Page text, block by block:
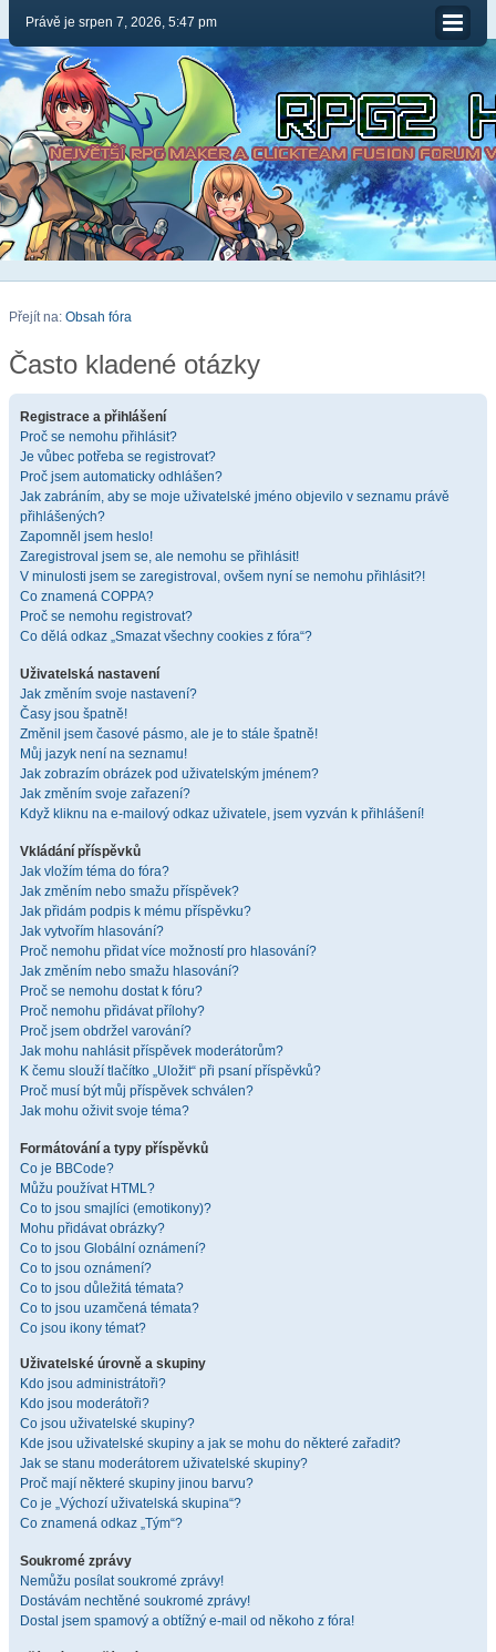
Právě je srpen 7, 2026, 5:47 pm
Přejít na: Obsah fóra
Často kladené otázky
Registrace a přihlášení
Proč se nemohu přihlásit?
Je vůbec potřeba se registrovat?
Proč jsem automaticky odhlášen?
Jak zabráním, aby se moje uživatelské jméno objevilo v seznamu právě
přihlášených?
Zapomněl jsem heslo!
Zaregistroval jsem se, ale nemohu se přihlásit!
V minulosti jsem se zaregistroval, ovšem nyní se nemohu přihlásit?!
Co znamená COPPA?
Proč se nemohu registrovat?
Co dělá odkaz „Smazat všechny cookies z fóra“?
Uživatelská nastavení
Jak změním svoje nastavení?
Časy jsou špatně!
Změnil jsem časové pásmo, ale je to stále špatně!
Můj jazyk není na seznamu!
Jak zobrazím obrázek pod uživatelským jménem?
Jak změním svoje zařazení?
Když kliknu na e-mailový odkaz uživatele, jsem vyzván k přihlášení!
Vkládání příspěvků
Jak vložím téma do fóra?
Jak změním nebo smažu příspěvek?
Jak přidám podpis k mému příspěvku?
Jak vytvořím hlasování?
Proč nemohu přidat více možností pro hlasování?
Jak změním nebo smažu hlasování?
Proč se nemohu dostat k fóru?
Proč nemohu přidávat přílohy?
Proč jsem obdržel varování?
Jak mohu nahlásit příspěvek moderátorům?
K čemu slouží tlačítko „Uložit“ při psaní příspěvků?
Proč musí být můj příspěvek schválen?
Jak mohu oživit svoje téma?
Formátování a typy příspěvků
Co je BBCode?
Můžu používat HTML?
Co to jsou smajlíci (emotikony)?
Mohu přidávat obrázky?
Co to jsou Globální oznámení?
Co to jsou oznámení?
Co to jsou důležitá témata?
Co to jsou uzamčená témata?
Co jsou ikony témat?
Uživatelské úrovně a skupiny
Kdo jsou administrátoři?
Kdo jsou moderátoři?
Co jsou uživatelské skupiny?
Kde jsou uživatelské skupiny a jak se mohu do některé zařadit?
Jak se stanu moderátorem uživatelské skupiny?
Proč mají některé skupiny jinou barvu?
Co je „Výchozí uživatelská skupina“?
Co znamená odkaz „Tým“?
Soukromé zprávy
Nemůžu posílat soukromé zprávy!
Dostávám nechtěné soukromé zprávy!
Dostal jsem spamový a obtížný e-mail od někoho z fóra!